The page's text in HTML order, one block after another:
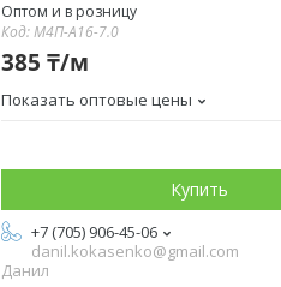
Оптом и в розницу
Код:М4П-А16-7.0
385 ₸/м
Показать оптовые цены
Купить
+7 (705) 906-45-06
danil.kokasenko@gmail.com
Данил